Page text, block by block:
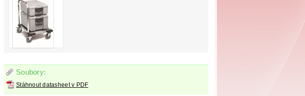
Soubory:
Stáhnout datasheet v PDF